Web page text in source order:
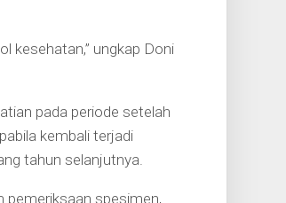
kesehatan,” ungkap Doni
pada periode setelah
kembali terjadi
tahun selanjutnya.
pemeriksaan spesimen,